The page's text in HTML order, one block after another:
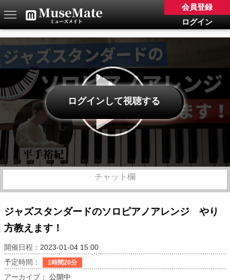
ログイン
会員登録
ログインして視聴する
チャット欄
ジャズスタンダードのソロピアノアレンジ やり
方教えます！
開催日程： 2023-01-04 15:00
予定時間：
1時間20分
アーカイブ： 公開中